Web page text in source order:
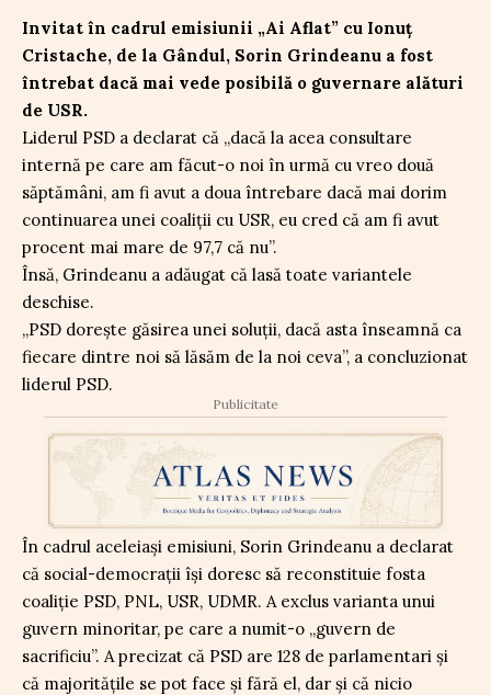
Invitat în cadrul emisiunii „Ai Aflat” cu Ionuț
Cristache, de la Gândul, Sorin Grindeanu a fost
întrebat dacă mai vede posibilă o guvernare alături
de USR.
Liderul PSD a declarat că „dacă la acea consultare
internă pe care am făcut-o noi în urmă cu vreo două
săptămâni, am fi avut a doua întrebare dacă mai dorim
continuarea unei coaliții cu USR, eu cred că am fi avut
procent mai mare de 97,7 că nu”.
Însă, Grindeanu a adăugat că lasă toate variantele
deschise.
„PSD dorește găsirea unei soluții, dacă asta înseamnă ca
fiecare dintre noi să lăsăm de la noi ceva”, a concluzionat
liderul PSD.
Publicitate
În cadrul aceleiași emisiuni, Sorin Grindeanu a declarat
că social-democrații își doresc să reconstituie fosta
coaliție PSD, PNL, USR, UDMR. A exclus varianta unui
guvern minoritar, pe care a numit-o „guvern de
sacrificiu”. A precizat că PSD are 128 de parlamentari și
că majoritățile se pot face și fără el, dar și că nicio